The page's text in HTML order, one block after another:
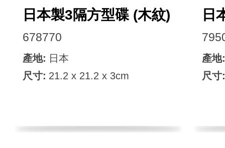
日本製3隔方型碟 (木紋)
678770
產地: 日本
尺寸: 21.2 x 21.2 x 3cm
日
產地:
尺寸: